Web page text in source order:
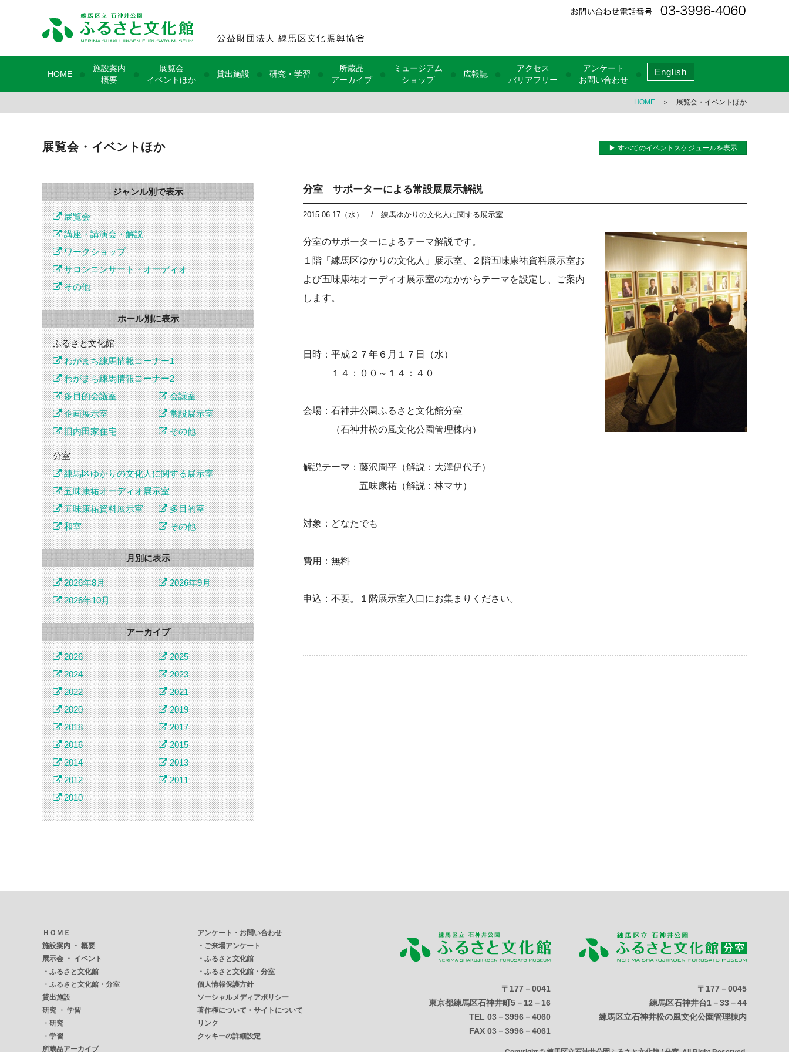
HOME
施設案内
概要
展覧会
イベントほか
貸出施設 研究・学習
所蔵品
アーカイブ
ミュージアム
ショップ
広報誌
アクセス
バリアフリー
アンケート
お問い合わせ
English
HOME ＞ 展覧会・イベントほか
展覧会・イベントほか ▶ すべてのイベントスケジュールを表示
ジャンル別で表示
展覧会
講座・講演会・解説
ワークショップ
サロンコンサート・オーディオ
その他
ホール別に表示
ふるさと文化館
わがまち練馬情報コーナー1
わがまち練馬情報コーナー2
多目的会議室
会議室
企画展示室
常設展示室
旧内田家住宅
その他
分室
練馬区ゆかりの文化人に関する展示室
五味康祐オーディオ展示室
五味康祐資料展示室
多目的室
和室
その他
月別に表示
2026年8月
2026年9月
2026年10月
アーカイブ
2026
2025
2024
2023
2022
2021
2020
2019
2018
2017
2016
2015
2014
2013
2012
2011
2010
分室 サポーターによる常設展展示解説
2015.06.17（水） / 練馬ゆかりの文化人に関する展示室
分室のサポーターによるテーマ解説です。
１階「練馬区ゆかりの文化人」展示室、２階五味康祐資料展示室お
よび五味康祐オーディオ展示室のなかからテーマを設定し、ご案内
します。
日時：平成２７年６月１７日（水）
１４：００～１４：４０
会場：石神井公園ふるさと文化館分室
（石神井松の風文化公園管理棟内）
解説テーマ：藤沢周平（解説：大澤伊代子）
五味康祐（解説：林マサ）
対象：どなたでも
費用：無料
申込：不要。１階展示室入口にお集まりください。
ＨＯＭＥ
施設案内 ・ 概要
展示会 ・ イベント
・ ふるさと文化館
・ ふるさと文化館・分室
貸出施設
研究 ・ 学習
・ 研究
・ 学習
所蔵品アーカイブ
アンケート・お問い合わせ
・ ご来場アンケート
・ ふるさと文化館
・ ふるさと文化館・分室
個人情報保護方針
ソーシャルメディアポリシー
著作権について・サイトについて
リンク
クッキーの詳細設定
〒177－0045
練馬区石神井台1－33－44
練馬区立石神井松の風文化公園管理棟内
〒177－0041
東京都練馬区石神井町5－12－16
TEL 03－3996－4060
FAX 03－3996－4061